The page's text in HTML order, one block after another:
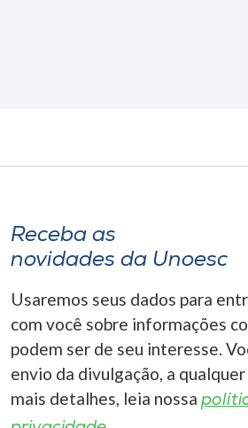
Receba as
novidades da Unoesc
Usaremos seus dados para
com você sobre informações
podem ser de seu interesse.
envio da divulgação, a
mais detalhes, leia nossa